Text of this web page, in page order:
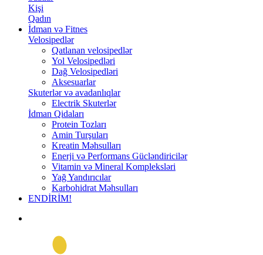
Kişi
Qadın
İdman və Fitnes
Velosipedlər
Qatlanan velosipedlər
Yol Velosipedləri
Dağ Velosipedləri
Aksesuarlar
Skuterlər və avadanlıqlar
Electrik Skuterlər
İdman Qidaları
Protein Tozları
Amin Turşuları
Kreatin Məhsulları
Enerji və Performans Gücləndiricilər
Vitamin və Mineral Kompleksləri
Yağ Yandırıcılar
Karbohidrat Məhsulları
ENDİRİM!